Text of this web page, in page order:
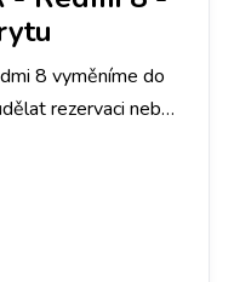
8 vyměníme do
rezervaci nebo
Vás máme